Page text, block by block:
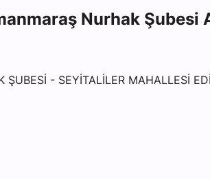
Nurhak Şubesi
ŞUBESİ - SEYİTALİLER MAHALLESİ